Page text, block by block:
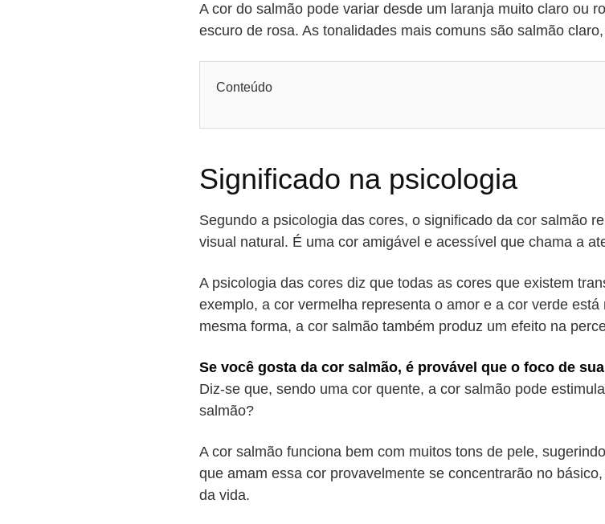
A cor do salmão pode variar desde um laranja muito claro ou
escuro de rosa. As tonalidades mais comuns são salmão
Conteúdo
Significado na psicologia
Segundo a psicologia das cores, o significado da cor salmão
visual natural. É uma cor amigável e acessível que chama a
A psicologia das cores diz que todas as cores que existem
exemplo, a cor vermelha representa o amor e a cor verde
mesma forma, a cor salmão também produz um efeito na
Se você gosta da cor salmão, é provável que o foco de
Diz-se que, sendo uma cor quente, a cor salmão pode
salmão?
A cor salmão funciona bem com muitos tons de pele,
que amam essa cor provavelmente se concentrarão no
da vida.